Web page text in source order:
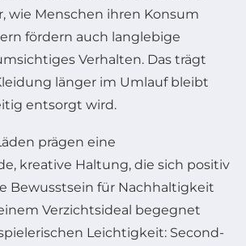
wie Menschen ihren Konsum
fördern auch langlebige
Verhalten. Das trägt
länger im Umlauf bleibt
entsorgt wird.
prägen eine
kreative Haltung, die sich positiv
Bewusstsein für Nachhaltigkeit
Verzichtsideal begegnet
Leichtigkeit: Second-